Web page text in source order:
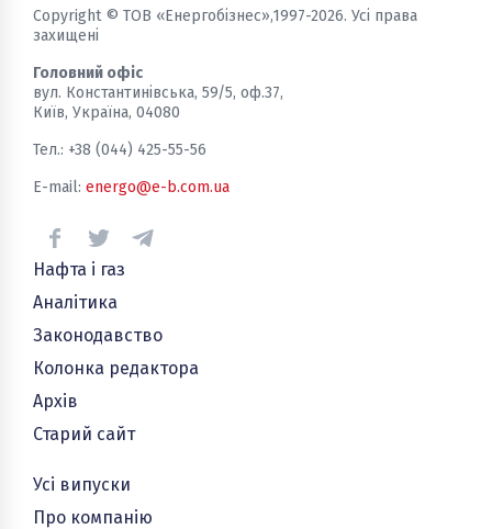
Copyright © ТОВ «Енергобізнес»,1997-2026. Усі права
захищені
Головний офіс
вул. Константинівська, 59/5, оф.37,
Київ, Україна, 04080
Тел.: +38 (044) 425-55-56
E-mail: energo@e-b.com.ua
Нафта і газ
Аналітика
Законодавство
Колонка редактора
Архів
Старий сайт
Усі випуски
Про компанію